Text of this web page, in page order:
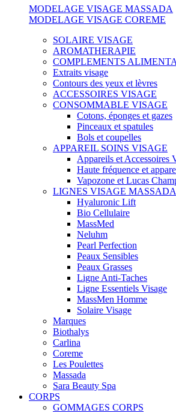
MODELAGE VISAGE MASSADA
MODELAGE VISAGE COREME
SOLAIRE VISAGE
AROMATHERAPIE
COMPLEMENTS
Extraits visage
Contours des yeux et lèvres
ACCESSOIRES VISAGE
CONSOMMABLE VISAGE
Cotons, éponges et gazes
Pinceaux et spatules
Bols et coupelles
APPAREIL SOINS VISAGE
Appareils et Accessoires
Haute fréquence et
Vapozone et Lucas
LIGNES VISAGE MASSADA
Hyaluronic Lift
Bio Cellulaire
MassMed
Neluhm
Pearl Perfection
Peaux Sensibles
Peaux Grasses
Ligne Anti-Taches
Ligne Essentiels Visage
MassMen Homme
Solaire Visage
Marques
Biothalys
Carlina
Coreme
Les Poulettes
Massada
Sara Beauty Spa
CORPS
GOMMAGES CORPS